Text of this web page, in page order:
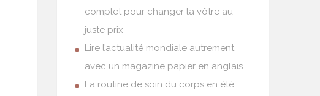
complet pour changer la vôtre au
juste prix
Lire l’actualité mondiale autrement
avec un magazine papier en anglais
La routine de soin du corps en été